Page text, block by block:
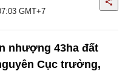
GMT+7
nhượng 43ha đất
Cục trưởng,